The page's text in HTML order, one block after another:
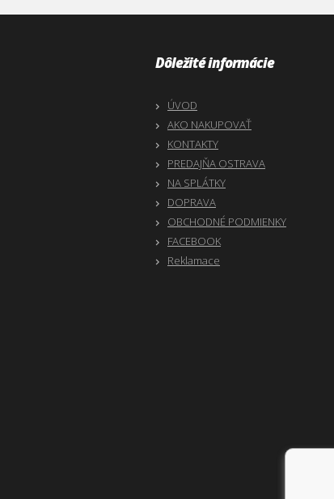
Dôležité informácie
ÚVOD
AKO NAKUPOVAŤ
KONTAKTY
PREDAJŇA OSTRAVA
NA SPLÁTKY
DOPRAVA
OBCHODNÉ PODMIENKY
FACEBOOK
Reklamace